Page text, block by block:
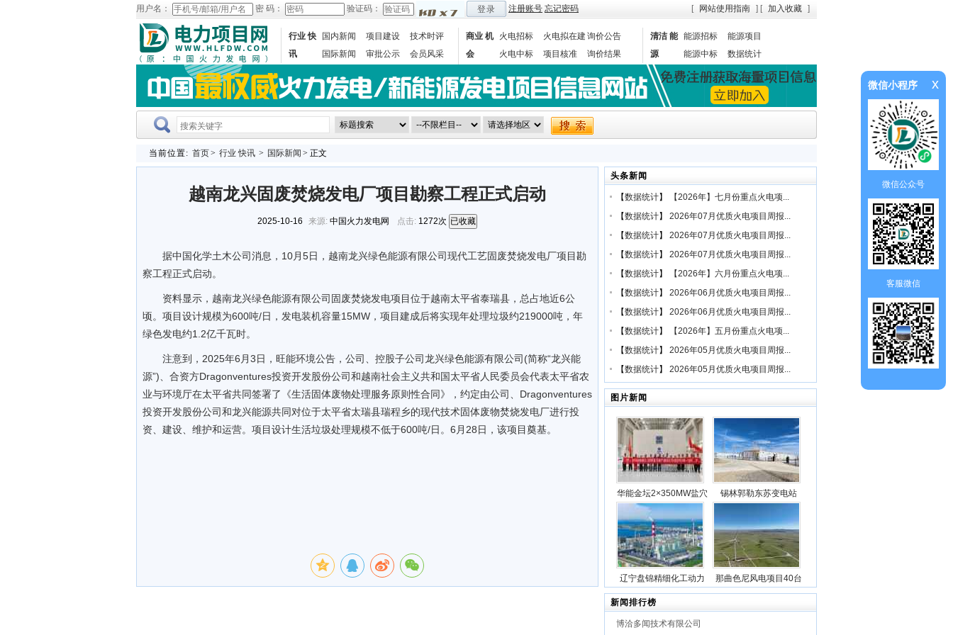
用户名： 密 码： 验证码： 登录 注册账号 忘记密码 [ 网站使用指南 ] [ 加入收藏 ]
行业 快
讯
国内新闻 项目建设
技术时评
国际新闻
审批公示 会员风采
商业 机
会
火电招标 火电拟在建询价公告
火电中标
项目核准
询价结果
清洁 能
源
能源招标
能源项目
能源中标
数据统计
当前位置: 首页> 行业 快讯 > 国际新闻 > 正文
越南龙兴固废焚烧发电厂项目勘察工程正式启动
2025-10-16 来源: 中国火力发电网 点击: 1272次 已收藏
据中国化学土木公司消息，10月5日，越南龙兴绿色能源有限公司现代工艺固废焚烧发电厂项目勘
察工程正式启动。
资料显示，越南龙兴绿色能源有限公司固废焚烧发电项目位于越南太平省泰瑞县，总占地近6公
顷。项目设计规模为600吨/日，发电装机容量15MW，项目建成后将实现年处理垃圾约219000吨，年
绿色发电约1.2亿千瓦时。
注意到，2025年6月3日，旺能环境公告，公司、控股子公司龙兴绿色能源有限公司(简称“龙兴能
源”)、合资方Dragonventures投资开发股份公司和越南社会主义共和国太平省人民委员会代表太平省农
业与环境厅在太平省共同签署了《生活固体废物处理服务原则性合同》，约定由公司、Dragonventures
投资开发股份公司和龙兴能源共同对位于太平省太瑞县瑞程乡的现代技术固体废物焚烧发电厂进行投
资、建设、维护和运营。项目设计生活垃圾处理规模不低于600吨/日。6月28日，该项目奠基。
头条新闻
【数据统计】
【2026年】七月份重点火电项...
【数据统计】 2026年07月优质火电项目周报...
【数据统计】 2026年07月优质火电项目周报...
【数据统计】 2026年07月优质火电项目周报...
【数据统计】
【2026年】六月份重点火电项...
【数据统计】 2026年06月优质火电项目周报...
【数据统计】 2026年06月优质火电项目周报...
【数据统计】
【2026年】五月份重点火电项...
【数据统计】 2026年05月优质火电项目周报...
【数据统计】 2026年05月优质火电项目周报...
图片新闻
华能金坛2×350MW盐穴
压缩空气储能发电项目2
号机组透平机冲转一次
成功
锡林郭勒东苏变电站
动100万千瓦/400万千瓦
时电源侧储能电站成功
并网
辽宁盘锦精细化工动力
站项目5台锅炉全部点火
成功
那曲色尼风电项目40台
新闻排行榜
博洽多闻技术有限公司
微信小程序 x
微信公众号
客服微信